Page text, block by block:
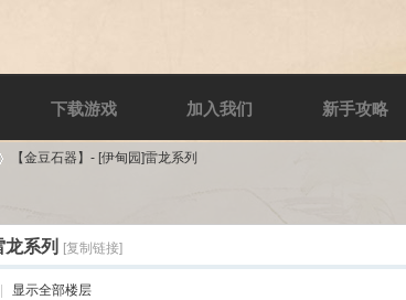
下载游戏 加入我们 新手攻略
【金豆石器】- [伊甸园]雷龙系列
龙系列 [复制链接]
显示全部楼层